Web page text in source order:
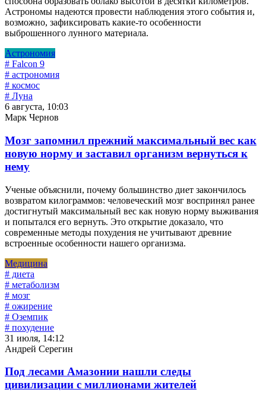
Астрономы надеются провести наблюдения этого события и,
возможно, зафиксировать какие-то особенности
выброшенного лунного материала.
Астрономия
# Falcon 9
# астрономия
# космос
# Луна
6 августа, 10:03
Марк Чернов
Мозг запомнил прежний максимальный вес как
новую норму и заставил организм вернуться к
нему
Ученые объяснили, почему большинство диет закончилось
возвратом килограммов: человеческий мозг воспринял ранее
достигнутый максимальный вес как новую норму выживания
и попытался его вернуть. Это открытие доказало, что
современные методы похудения не учитывают древние
встроенные особенности нашего организма.
Медицина
# диета
# метаболизм
# мозг
# ожирение
# Оземпик
# похудение
31 июля, 14:12
Андрей Серегин
Под лесами Амазонии нашли следы
цивилизации с миллионами жителей